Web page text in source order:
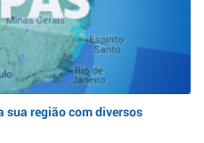
sua região com diversos